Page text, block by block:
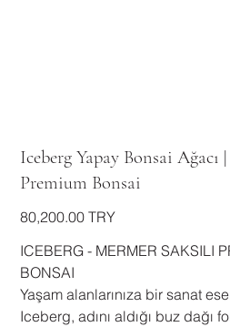
Iceberg Yapay Bonsai Ağacı
Premium Bonsai
السعر
‏80,200.00 TRY
ICEBERG - MERMER SAKSILI
BONSAI
​Yaşam alanlarınıza bir sanat
Iceberg, adını aldığı buz dağı